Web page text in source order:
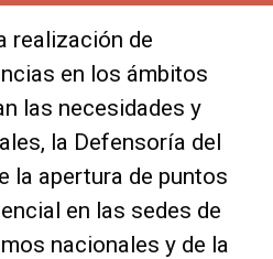
realización de
en los ámbitos
las necesidades y
la Defensoría del
la apertura de puntos
en las sedes de
nacionales y de la